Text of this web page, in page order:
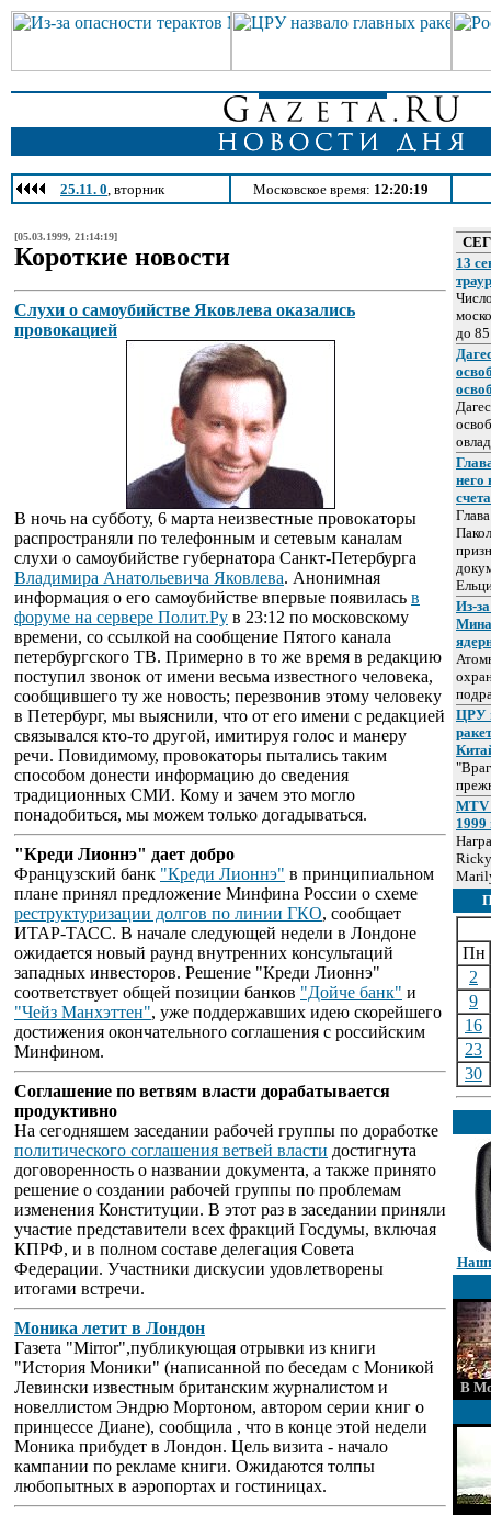
25.11. 0, вторник Московское время: 12:20:19
[05.03.1999, 21:14:19]
Короткие новости
Слухи о самоубийстве Яковлева оказались
провокацией
В ночь на субботу, 6 марта неизвестные провокаторы
распространяли по телефонным и сетевым каналам
слухи о самоубийстве губернатора Санкт-Петербурга
Владимира Анатольевича Яковлева. Анонимная
информация о его самоубийстве впервые появилась в
форуме на сервере Полит.Ру в 23:12 по московскому
времени, со ссылкой на сообщение Пятого канала
петербургского ТВ. Примерно в то же время в редакцию
поступил звонок от имени весьма известного человека,
сообщившего ту же новость; перезвонив этому человеку
в Петербург, мы выяснили, что от его имени с редакцией
связывался кто-то другой, имитируя голос и манеру
речи. Повидимому, провокаторы пытались таким
способом донести информацию до сведения
традиционных СМИ. Кому и зачем это могло
понадобиться, мы можем только догадываться.
"Креди Лионнэ" дает добро
Французский банк "Креди Лионнэ" в принципиальном
плане принял предложение Минфина России о схеме
реструктуризации долгов по линии ГКО, сообщает
ИТАР-ТАСС. В начале следующей недели в Лондоне
ожидается новый раунд внутренних консультаций
западных инвесторов. Решение "Креди Лионнэ"
соответствует общей позиции банков "Дойче банк" и
"Чейз Манхэттен", уже поддержавших идею скорейшего
достижения окончательного соглашения с российским
Минфином.
Соглашение по ветвям власти дорабатывается
продуктивно
На сегодняшем заседании рабочей группы по доработке
политического соглашения ветвей власти достигнута
договоренность о названии документа, а также принято
решение о создании рабочей группы по проблемам
изменения Конституции. В этот раз в заседании приняли
участие представители всех фракций Госдумы, включая
КПРФ, и в полном составе делегация Совета
Федерации. Участники дискусии удовлетворены
итогами встречи.
Моника летит в Лондон
Газета "Mirror",публикующая отрывки из книги
"История Моники" (написанной по беседам с Моникой
Левински известным британским журналистом и
новеллистом Эндрю Мортоном, автором серии книг о
принцессе Диане), сообщила , что в конце этой недели
Моника прибудет в Лондон. Цель визита - начало
кампании по рекламе книги. Ожидаются толпы
любопытных в аэропортах и гостиницах.
13
до 85
него
Из-
ЦРУ
MTV
1999
Пн
2
9
16
23
30
В